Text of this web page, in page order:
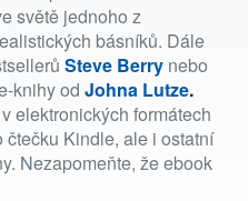
světě jednoho z
básníků. Dále
Steve Berry nebo
knihy od Johna Lutze.
elektronických formátech
čtečku Kindle, ale i ostatní
Nezapomeňte, že ebook